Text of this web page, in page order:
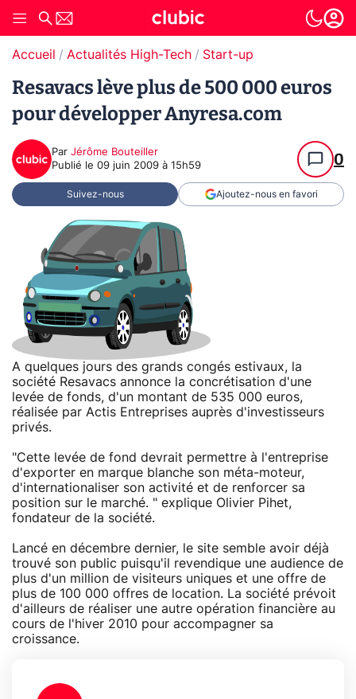
Accueil Actualités High-Tech Start-up
Resavacs lève plus de 500 000 euros
pour développer Anyresa.com
Par Jérôme Bouteiller
Publié le 09 juin 2009 à 15h59 0
Suivez-nous Ajoutez-nous en favori
A quelques jours des grands congés estivaux, la
société Resavacs annonce la concrétisation d'une
levée de fonds, d'un montant de 535 000 euros,
réalisée par Actis Entreprises auprès d'investisseurs
privés.
"Cette levée de fond devrait permettre à l'entreprise
d'exporter en marque blanche son méta-moteur,
d'internationaliser son activité et de renforcer sa
position sur le marché. " explique Olivier Pihet,
fondateur de la société.
Lancé en décembre dernier, le site semble avoir déjà
trouvé son public puisqu'il revendique une audience de
plus d'un million de visiteurs uniques et une offre de
plus de 100 000 offres de location. La société prévoit
d'ailleurs de réaliser une autre opération financière au
cours de l'hiver 2010 pour accompagner sa
croissance.